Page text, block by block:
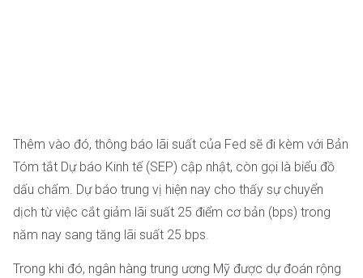
Thêm vào đó, thông báo lãi suất của Fed sẽ đi kèm với Bản
Tóm tắt Dự báo Kinh tế (SEP) cập nhật, còn gọi là biểu đồ
dấu chấm. Dự báo trung vị hiện nay cho thấy sự chuyển
dịch từ việc cắt giảm lãi suất 25 điểm cơ bản (bps) trong
năm nay sang tăng lãi suất 25 bps.
Trong khi đó, ngân hàng trung ương Mỹ được dự đoán rộng